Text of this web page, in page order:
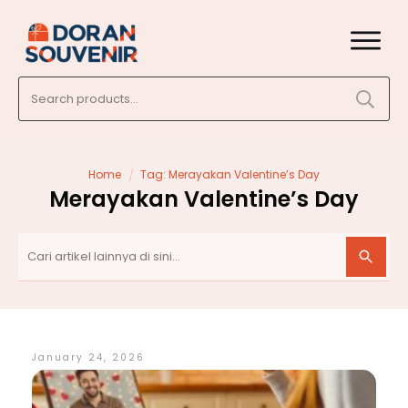
for:
Home / Tag: Merayakan Valentine’s Day
Merayakan Valentine’s Day
January 24, 2026